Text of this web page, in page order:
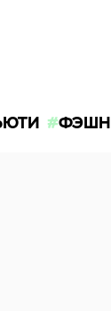
ФЭШН